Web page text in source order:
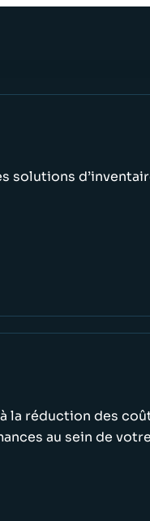
solutions
la réduction des
au sein de